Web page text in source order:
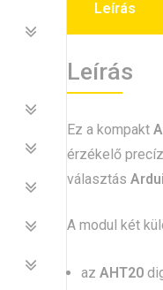
Leírás
Leírás
Ez a kompakt
érzékelő
választás
A modul két
az AHT20